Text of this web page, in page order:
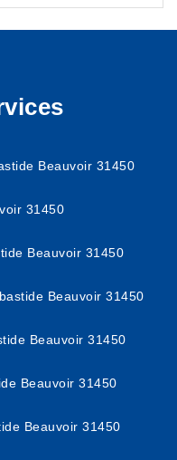
Beauvoir 31450
31450
Beauvoir 31450
Beauvoir 31450
Beauvoir 31450
Beauvoir 31450
Beauvoir 31450